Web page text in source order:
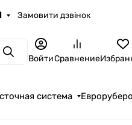
Замовити дзвінок
ПоискВойтиСравнение
система